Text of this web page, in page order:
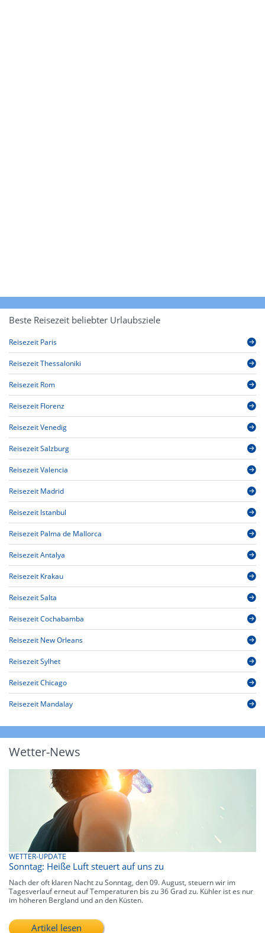
Beste Reisezeit beliebter Urlaubsziele
Reisezeit Paris
Reisezeit Thessaloniki
Reisezeit Rom
Reisezeit Florenz
Reisezeit Venedig
Reisezeit Salzburg
Reisezeit Valencia
Reisezeit Madrid
Reisezeit Istanbul
Reisezeit Palma de Mallorca
Reisezeit Antalya
Reisezeit Krakau
Reisezeit Salta
Reisezeit Cochabamba
Reisezeit New Orleans
Reisezeit Sylhet
Reisezeit Chicago
Reisezeit Mandalay
Wetter-News
WETTER-UPDATE
Sonntag: Heiße Luft steuert auf uns zu
Nach der oft klaren Nacht zu Sonntag, den 09. August, steuern wir im
Tagesverlauf erneut auf Temperaturen bis zu 36 Grad zu. Kühler ist es nur
im höheren Bergland und an den Küsten.
Artikel lesen